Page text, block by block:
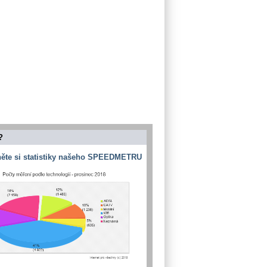
si statistiky našeho SPEEDMETRU